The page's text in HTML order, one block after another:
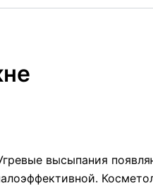
высыпания